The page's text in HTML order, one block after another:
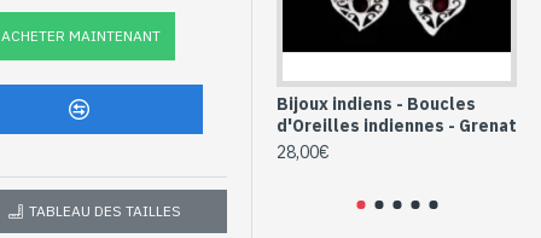
argent et
ovale (BO-
ACHETER MAINTENANT
TABLEAU DES TAILLES
Bijoux indiens - Boucles
d'Oreilles indiennes - Grenat
28,00€